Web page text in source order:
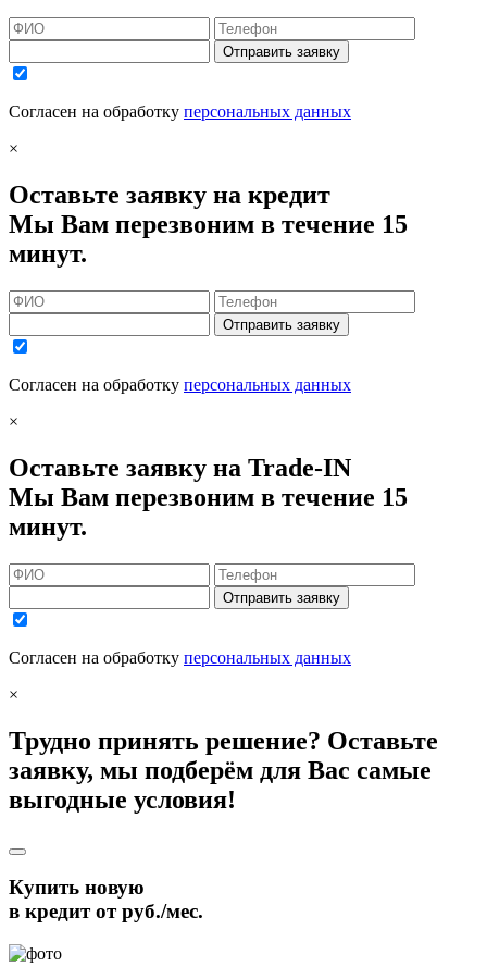
Отправить заявку
Согласен на обработку персональных данных
×
Оставьте заявку на кредит
Мы Вам перезвоним в течение 15
минут.
Отправить заявку
Согласен на обработку персональных данных
×
Оставьте заявку на Trade-IN
Мы Вам перезвоним в течение 15
минут.
Отправить заявку
Согласен на обработку персональных данных
×
Трудно принять решение? Оставьте
заявку, мы подберём для Вас самые
выгодные условия!
Купить новую
в кредит отруб./мес.